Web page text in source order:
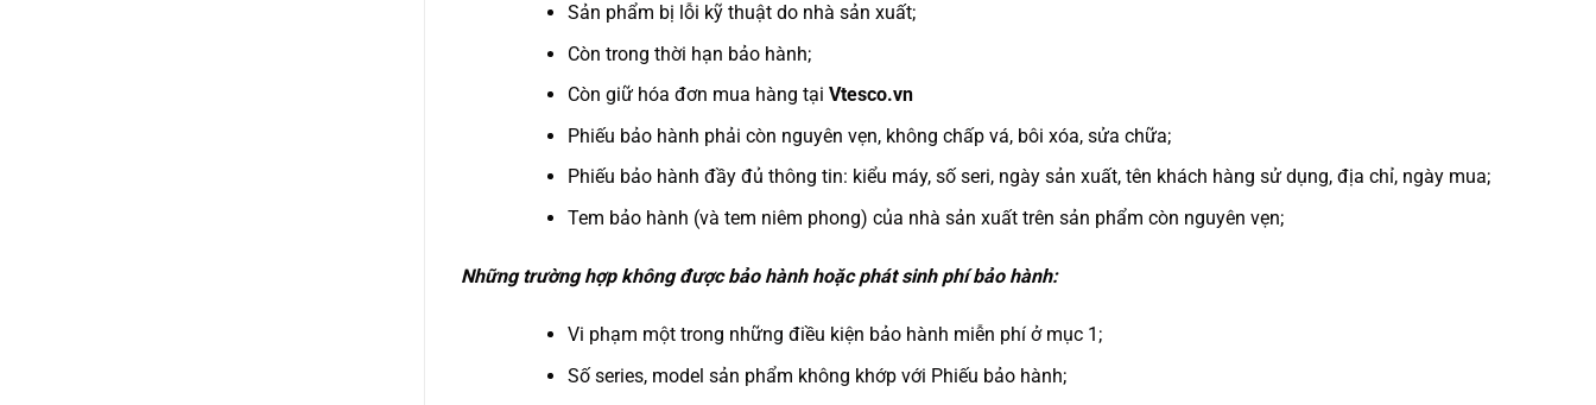
Sản phẩm bị lỗi kỹ thuật do nhà sản xuất;
Còn trong thời hạn bảo hành;
Còn giữ hóa đơn mua hàng tại Vtesco.vn
Phiếu bảo hành phải còn nguyên vẹn, không chấp vá, bôi xóa, sửa chữa;
Phiếu bảo hành đầy đủ thông tin: kiểu máy, số seri, ngày sản xuất, tên khách hàng sử dụng, địa chỉ, ngày mua;
Tem bảo hành (và tem niêm phong) của nhà sản xuất trên sản phẩm còn nguyên vẹn;
Những trường hợp không được bảo hành hoặc phát sinh phí bảo hành:
Vi phạm một trong những điều kiện bảo hành miễn phí ở mục 1;
Số series, model sản phẩm không khớp với Phiếu bảo hành;